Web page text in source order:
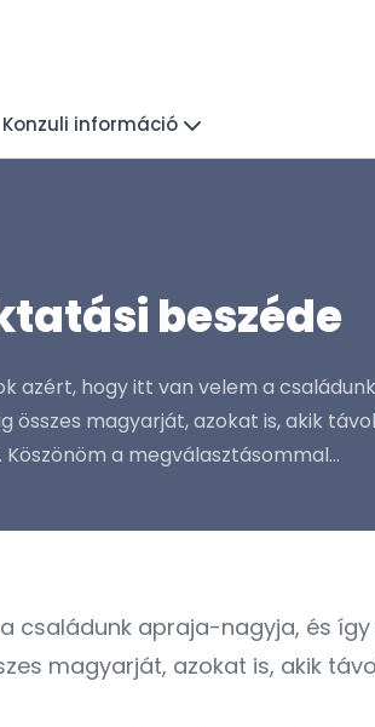
Konzuli információ
beszéde
azért, hogy itt van velem a
összes magyarját, azokat is, akik
a megválasztásommal...
családunk apraja-nagyja, és így
magyarját, azokat is, akik